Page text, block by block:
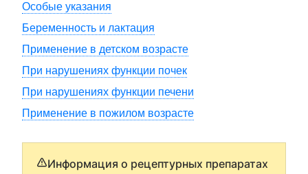
Особые указания
Беременность и лактация
Применение в детском возрасте
При нарушениях функции почек
При нарушениях функции печени
Применение в пожилом возрасте
Информация о рецептурных препаратах